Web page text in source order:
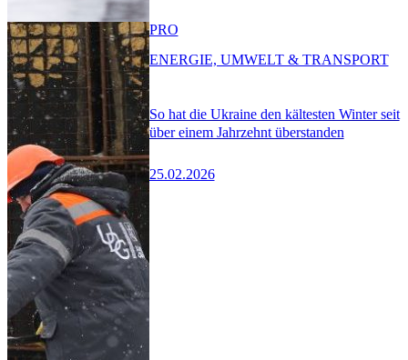
So hat die Ukraine den kältesten Winter seit
über einem Jahrzehnt überstanden
25.02.2026
PRO
ENERGIE, UMWELT & TRANSPORT